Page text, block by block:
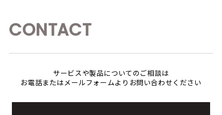
CONTACT
サービスや製品についてのご相談は
お電話またはメールフォームより お問い合わせください